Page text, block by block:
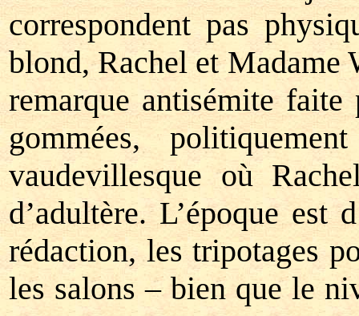
correspondent pas
blond, Rachel et Madame
remarque antisémite
gommées,
vaudevillesque où
d’adultère. L’époque est
rédaction, les tripotages
les salons – bien que le